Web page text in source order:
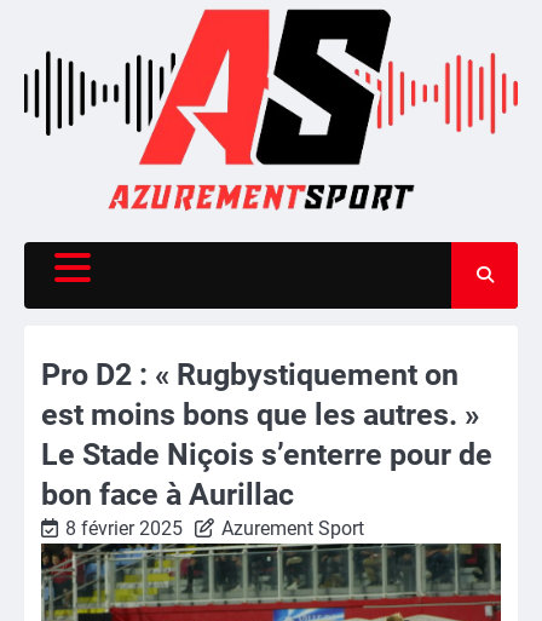
content
Pro D2 : « Rugbystiquement on
est moins bons que les autres. »
Le Stade Niçois s’enterre pour de
bon face à Aurillac
8 février 2025 Azurement Sport